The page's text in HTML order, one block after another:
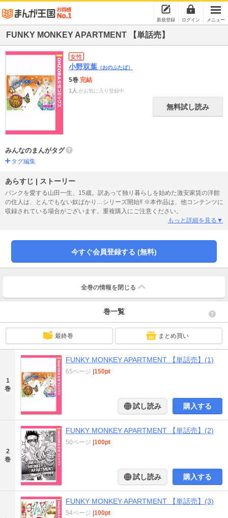
新規登録 ログイン メニュー
FUNKY MONKEY APARTMENT 【単話売】
女性
小野双葉 （おのふたば）
5巻 完結
1人 がお気に入り登録中
無料試し読み
みんなのまんがタグ
タグ編集
あらすじ | ストーリー
パンクを愛する山田一生、15歳。訳あって独り暮らしを始めた激安家賃の洋館
の住人は、とんでもない奴ばかり…シリーズ開始!! ※本作品は、他コンテンツに
収録されている場合がございます。重複購入にご注意ください。
もっと詳細を見る▼
今すぐ会員登録する (無料)
全巻の情報を 閉じる
巻一覧
最終巻 まとめ買い
1
巻
FUNKY MONKEY APARTMENT 【単話売】(1)
65ページ 150pt
試し読み 購入する
2
巻
FUNKY MONKEY APARTMENT 【単話売】(2)
50ページ 100pt
試し読み 購入する
FUNKY MONKEY APARTMENT 【単話売】(3)
54ページ 100pt